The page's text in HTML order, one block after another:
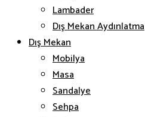
Lambader
Dış Mekan Aydınlatma
Dış Mekan
Mobilya
Masa
Sandalye
Sehpa